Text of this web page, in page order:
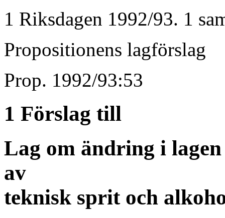
1 Riksdagen 1992/93. 1
Propositionens lagförslag
Prop. 1992/93:53
1 Förslag till
Lag om ändring i
av
teknisk sprit och